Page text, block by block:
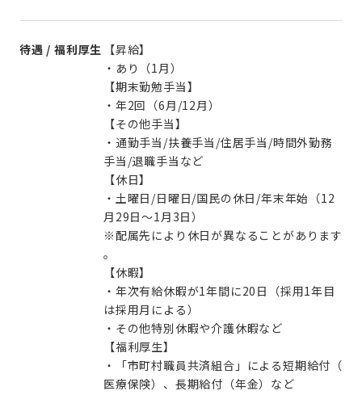
待遇 / 福利厚生
【昇給】
・あり（1月）
【期末勤勉手当】
・年2回（6月/12月）
【その他手当】
・通勤手当/扶養手当/住居手当/時間外勤務
手当/退職手当など
【休日】
・土曜日/日曜日/国民の休日/年末年始（12
月29日～1月3日）
※配属先により休日が異なることがあります
。
【休暇】
・年次有給休暇が1年間に20日（採用1年目
は採用月による）
・その他特別休暇や介護休暇など
【福利厚生】
・「市町村職員共済組合」による短期給付（
医療保険）、長期給付（年金）など